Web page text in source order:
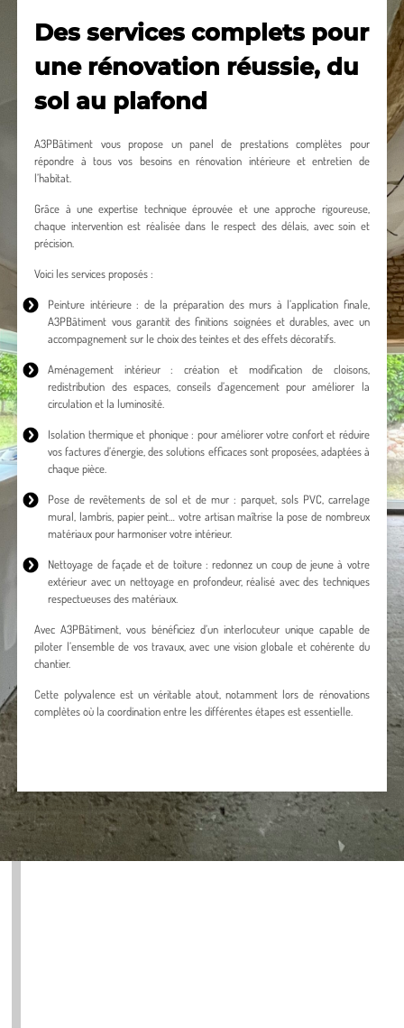
Des services complets pour
une rénovation réussie, du
sol au plafond
A3PBâtiment vous propose un panel de prestations complètes pour
répondre à tous vos besoins en rénovation intérieure et entretien de
l’habitat.
Grâce à une expertise technique éprouvée et une approche rigoureuse,
chaque intervention est réalisée dans le respect des délais, avec soin et
précision.
Voici les services proposés :
Peinture intérieure : de la préparation des murs à l’application finale,
A3PBâtiment vous garantit des finitions soignées et durables, avec un
accompagnement sur le choix des teintes et des effets décoratifs.
Aménagement intérieur : création et modification de cloisons,
redistribution des espaces, conseils d’agencement pour améliorer la
circulation et la luminosité.
Isolation thermique et phonique : pour améliorer votre confort et réduire
vos factures d’énergie, des solutions efficaces sont proposées, adaptées à
chaque pièce.
Pose de revêtements de sol et de mur : parquet, sols PVC, carrelage
mural, lambris, papier peint… votre artisan maîtrise la pose de nombreux
matériaux pour harmoniser votre intérieur.
Nettoyage de façade et de toiture : redonnez un coup de jeune à votre
extérieur avec un nettoyage en profondeur, réalisé avec des techniques
respectueuses des matériaux.
Avec A3PBâtiment, vous bénéficiez d’un interlocuteur unique capable de
piloter l’ensemble de vos travaux, avec une vision globale et cohérente du
chantier.
Cette polyvalence est un véritable atout, notamment lors de rénovations
complètes où la coordination entre les différentes étapes est essentielle.